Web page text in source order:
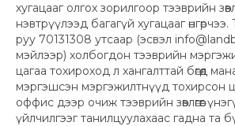
хугацааг олгох зорилгоор тээврийн
нэвтрүүлээд багагүй хугацааг
руу 70131308 утсаар (эсвэл
мэйлээр) холбогдон тээврийн
цагаа тохироход л хангалттай бөгөөд
мэргэшсэн мэргэжилтнүүд тохирсон
оффис дээр очиж тээврийн зөвлөгөөг
үйлчилгээг танилцуулахаас гадна та